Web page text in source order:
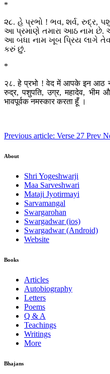
*
૨૮. હે પ્રભો ! ભવ, શર્વ, રુદ્ર,
આ પ્રમાણે તમારા આઠ નામ છે.
આ બધા નામ ખૂબ પ્રિય લાગે
કરું છું.
*
२८. हे प्रभो ! वेद में आपके इन आठ
रुद्र, पशुपति, उग्र, महादेव,
भावपूर्वक नमस्कार करता हूँ ।
Previous article: Verse 27 Prev
About
Shri Yogeshwarji
Maa Sarveshwari
Mataji Jyotirmayi
Sarvamangal
Swargarohan
Swargadwar (ios)
Swargadwar (Android)
Website
Books
Articles
Autobiography
Letters
Poems
Q & A
Teachings
Writings
More
Bhajans